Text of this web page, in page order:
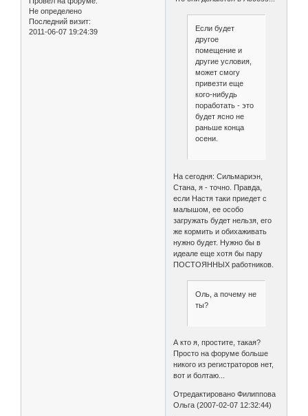
Не определено
Последний визит:
2011-06-07 19:24:39
Если будет
другое
помещение и
другие условия,
может смогу
привезти еще
кого-нибудь
поработать - это
будет ясно не
раньше конца
осени.
На сегодня: Сильмариэн,
Стана, я - точно. Правда,
если Настя таки приедет с
малышом, ее особо
загружать будет нельзя, его
же кормить и обихаживать
нужно будет. Нужно бы в
идеале еще хотя бы пару
ПОСТОЯННЫХ работников.
Оль, а почему не
ты?
А кто я, простите, такая?
Просто на форуме больше
никого из регистраторов нет,
вот и болтаю...
Отредактировано Филиппова
Ольга (2007-02-07 12:32:44)